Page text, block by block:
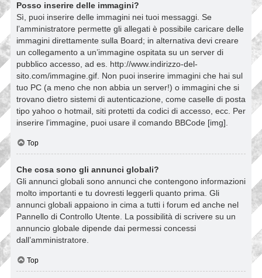
Posso inserire delle immagini?
Sì, puoi inserire delle immagini nei tuoi messaggi. Se
l’amministratore permette gli allegati è possibile caricare delle
immagini direttamente sulla Board; in alternativa devi creare
un collegamento a un’immagine ospitata su un server di
pubblico accesso, ad es. http://www.indirizzo-del-
sito.com/immagine.gif. Non puoi inserire immagini che hai sul
tuo PC (a meno che non abbia un server!) o immagini che si
trovano dietro sistemi di autenticazione, come caselle di posta
tipo yahoo o hotmail, siti protetti da codici di accesso, ecc. Per
inserire l’immagine, puoi usare il comando BBCode [img].
Top
Che cosa sono gli annunci globali?
Gli annunci globali sono annunci che contengono informazioni
molto importanti e tu dovresti leggerli quanto prima. Gli
annunci globali appaiono in cima a tutti i forum ed anche nel
Pannello di Controllo Utente. La possibilità di scrivere su un
annuncio globale dipende dai permessi concessi
dall’amministratore.
Top